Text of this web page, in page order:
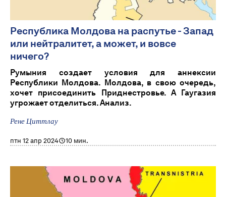
Республика Молдова на распутье - Запад
или нейтралитет, а может, и вовсе
ничего?
Румыния создает условия для аннексии
Республики Молдова. Молдова, в свою очередь,
хочет присоединить Приднестровье. А Гаугазия
угрожает отделиться. Анализ.
Рене Циттлау
птн 12 апр 2024 10 мин.